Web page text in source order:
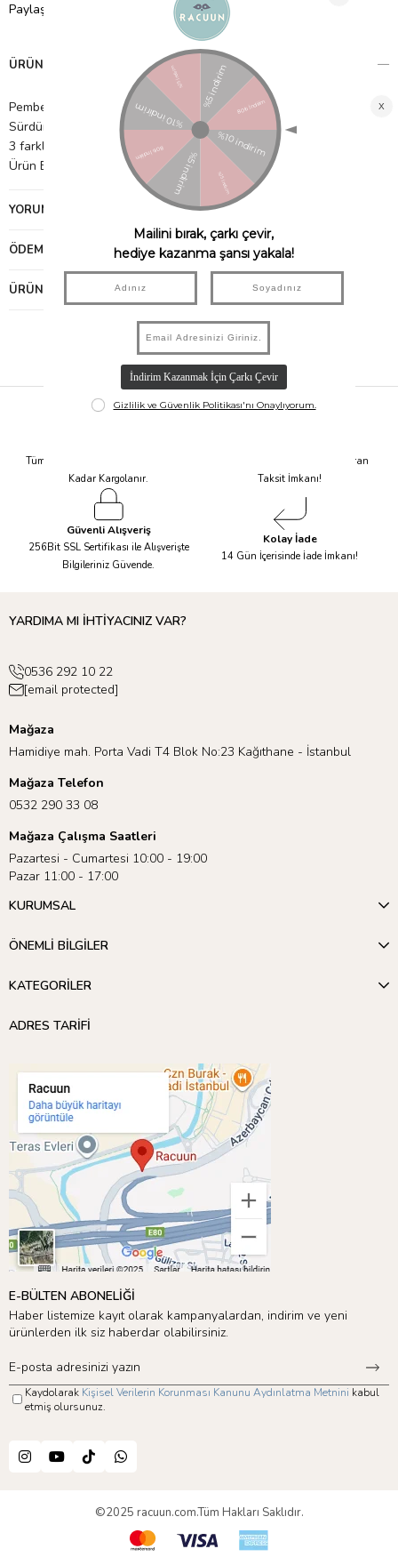
Paylaş
ÜRÜN ÖZELLIKLERI
Pembe, şeftali ve krem rengi ​​kağıt süsler
Sürdürülebilir FSC kağıdı kullanılarak yapılan ambalaj
3 farklı renkten oluşan 3'lü paket
Ürün Boyutu: Çelenk uzunluğu - 2,4 m Fazla kordon dahil 3m
YORUMLAR
ÖDEME SEÇENEKLERI
ÜRÜN ÖNERILERI
Tüm Siparişleriniz Aynı Gün 14.00'a
Kadar Kargolanır.
Tüm Ürünlerde 6 Aya Kadar Varan
Taksit İmkanı!
Güvenli Alışveriş
256Bit SSL Sertifikası ile Alışverişte
Bilgileriniz Güvende.
Kolay İade
14 Gün İçerisinde İade İmkanı!
YARDIMA MI İHTİYACINIZ VAR?
0536 292 10 22
[email protected]
Mağaza
Hamidiye mah. Porta Vadi T4 Blok No:23 Kağıthane - İstanbul
Mağaza Telefon
0532 290 33 08
Mağaza Çalışma Saatleri
Pazartesi - Cumartesi 10:00 - 19:00
Pazar 11:00 - 17:00
KURUMSAL
ÖNEMLİ BİLGİLER
KATEGORİLER
ADRES TARİFİ
E-BÜLTEN ABONELİĞİ
Haber listemize kayıt olarak kampanyalardan, indirim ve yeni
ürünlerden ilk siz haberdar olabilirsiniz.
Kaydolarak Kişisel Verilerin Korunması Kanunu Aydınlatma Metnini kabul
etmiş olursunuz.
©2025 racuun.com.Tüm Hakları Saklıdır.